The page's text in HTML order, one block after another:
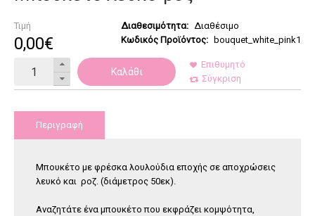
Τιμή
0,00€
Διαθεσιμότητα: Διαθέσιμο
Κωδικός Προϊόντος:
bouquet_white_pink1
Καλάθι
Επιθυμητό
Σύγκριση
Περιγραφή
Μπουκέτο με φρέσκα λουλούδια εποχής σε αποχρώσεις
λευκό και ροζ. (διάμετρος 50εκ).
Αναζητάτε ένα μπουκέτο που εκφράζει κομψότητα,